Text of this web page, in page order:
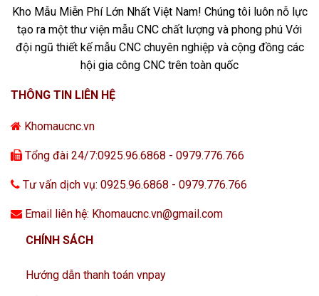
Kho Mẫu Miễn Phí Lớn Nhất Việt Nam! Chúng tôi luôn nỗ lực
tạo ra một thư viện mẫu CNC chất lượng và phong phú Với
đội ngũ thiết kế mẫu CNC chuyên nghiệp và cộng đồng các
hội gia công CNC trên toàn quốc
THÔNG TIN LIÊN HỆ
Khomaucnc.vn
Tổng đài 24/7:0925.96.6868 - 0979.776.766
Tư vấn dịch vụ: 0925.96.6868 - 0979.776.766
Email liên hệ: Khomaucnc.vn@gmail.com
CHÍNH SÁCH
Hướng dẫn thanh toán vnpay